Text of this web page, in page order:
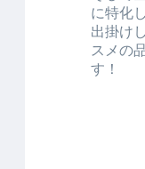
に特化
出掛け
スメの
す！